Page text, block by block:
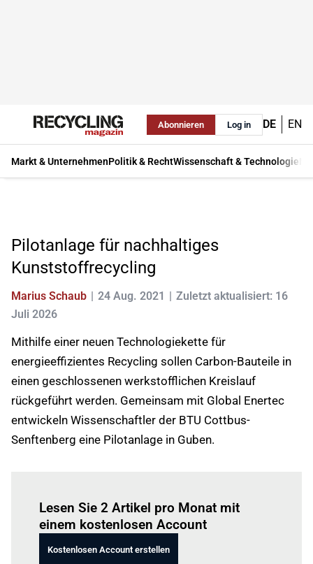
Abonnieren Log in DE EN
Markt & UnternehmenPolitik & RechtWissenschaft & Technologie
Pilotanlage für nachhaltiges
Kunststoffrecycling
Marius Schaub 24 Aug. 2021
Zuletzt aktualisiert: 16
Juli 2026
Mithilfe einer neuen Technologiekette für
energieeffizientes Recycling sollen Carbon-Bauteile in
einen geschlossenen werkstofflichen Kreislauf
rückgeführt werden. Gemeinsam mit Global Enertec
entwickeln Wissenschaftler der BTU Cottbus-
Senftenberg eine Pilotanlage in Guben.
Lesen Sie 2 Artikel pro Monat mit
einem kostenlosen Account
Kostenlosen Account erstellen